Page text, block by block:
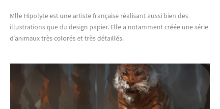
Mlle Hipolyte est une artiste française réalisant aussi bien des
illustrations que du design papier. Elle a notamment créée une série
d’animaux très colorés et très détaillés.